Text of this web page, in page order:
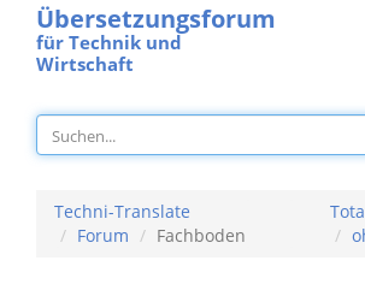
Übersetzungsforum
für Technik und
Wirtschaft
Techni-Translate
Forum
Fachboden